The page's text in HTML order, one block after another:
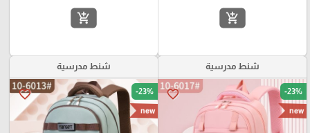
add_shopping_cart
add_shopping_cart
شنط مدرسية
favorite_border -23%
new
شنط مدرسية
favorite_border -23%
new